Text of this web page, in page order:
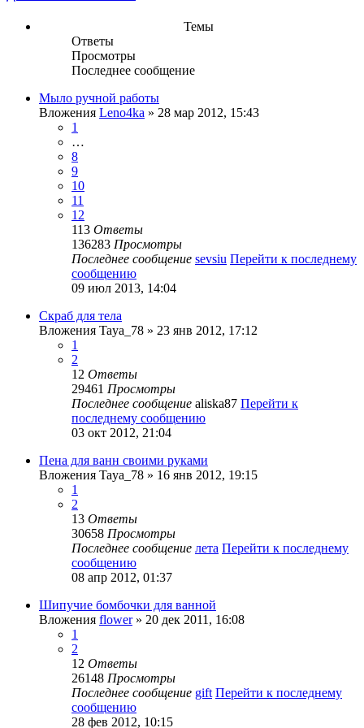
Темы
Ответы
Просмотры
Последнее сообщение
Мыло ручной работы
Вложения Leno4ka » 28 мар 2012, 15:43
1
…
8
9
10
11
12
113 Ответы
136283 Просмотры
Последнее сообщение sevsiu Перейти к последнему
сообщению
09 июл 2013, 14:04
Скраб для тела
Вложения Taya_78 » 23 янв 2012, 17:12
1
2
12 Ответы
29461 Просмотры
Последнее сообщение aliska87 Перейти к
последнему сообщению
03 окт 2012, 21:04
Пена для ванн своими руками
Вложения Taya_78 » 16 янв 2012, 19:15
1
2
13 Ответы
30658 Просмотры
Последнее сообщение лета Перейти к последнему
сообщению
08 апр 2012, 01:37
Шипучие бомбочки для ванной
Вложения flower» 20 дек 2011, 16:08
1
2
12 Ответы
26148 Просмотры
Последнее сообщение gift Перейти к последнему
сообщению
28 фев 2012, 10:15